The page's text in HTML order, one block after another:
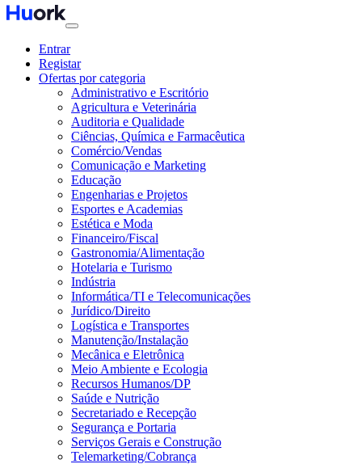
Entrar
Registar
Ofertas por categoria
Administrativo e Escritório
Agricultura e Veterinária
Auditoria e Qualidade
Ciências, Química e Farmacêutica
Comércio/Vendas
Comunicação e Marketing
Educação
Engenharias e Projetos
Esportes e Academias
Estética e Moda
Financeiro/Fiscal
Gastronomia/Alimentação
Hotelaria e Turismo
Indústria
Informática/TI e Telecomunicações
Jurídico/Direito
Logística e Transportes
Manutenção/Instalação
Mecânica e Eletrônica
Meio Ambiente e Ecologia
Recursos Humanos/DP
Saúde e Nutrição
Secretariado e Recepção
Segurança e Portaria
Serviços Gerais e Construção
Telemarketing/Cobrança